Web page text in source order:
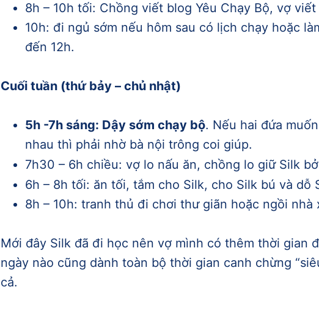
8h – 10h tối: Chồng viết blog Yêu Chạy Bộ, vợ viết
10h: đi ngủ sớm nếu hôm sau có lịch chạy hoặc
đến 12h.
Cuối tuần (thứ bảy – chủ nhật)
5h -7h sáng: Dậy sớm chạy bộ. Nếu hai đứa muốn
nhau thì phải nhờ bà nội trông coi giúp.
7h30 – 6h chiều: vợ lo nấu ăn, chồng lo giữ Silk
6h – 8h tối: ăn tối, tắm cho Silk, cho Silk bú và dỗ
8h – 10h: tranh thủ đi chơi thư giãn hoặc ngồi nhà
Mới đây Silk đã đi học nên vợ mình có thêm thời gian
ngày nào cũng dành toàn bộ thời gian canh chừng
cả.